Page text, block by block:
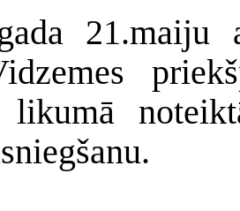
21.maiju